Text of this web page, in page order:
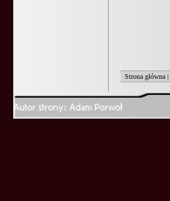
Strona główna|